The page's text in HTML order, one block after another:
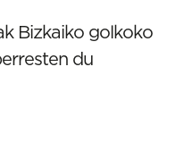
Bizkaiko golkoko
du